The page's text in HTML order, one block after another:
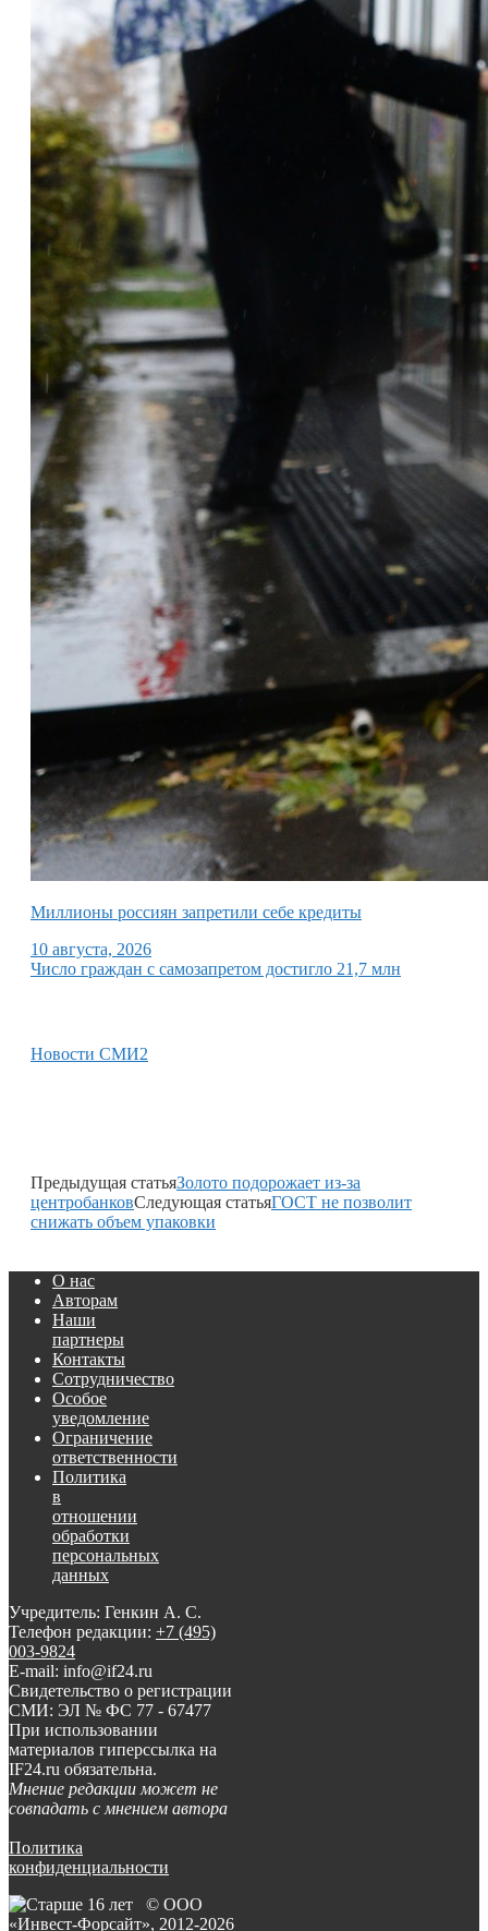
Миллионы россиян запретили себе кредиты
10 августа, 2026
Число граждан с самозапретом достигло 21,7 млн
Новости СМИ2
Предыдущая статьяЗолото подорожает из-за
центробанковСледующая статьяГОСТ не позволит
снижать объем упаковки
О нас
Авторам
Наши
партнеры
Контакты
Сотрудничество
Особое
уведомление
Ограничение
ответственности
Политика
в
отношении
обработки
персональных
данных
Учредитель: Генкин А. С.
Телефон редакции: +7 (495)
003-9824
E-mail: info@if24.ru
Свидетельство о регистрации
СМИ: ЭЛ № ФС 77 - 67477
При использовании
материалов гиперссылка на
IF24.ru обязательна.
Мнение редакции может не
совпадать с мнением автора
Политика
конфиденциальности
© ООО
«Инвест-Форсайт», 2012-2026